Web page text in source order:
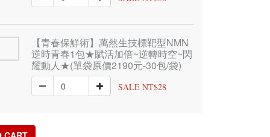
【青春保鮮術】萬然生技標靶型NMN
逆時青春1包★賦活加倍~逆轉時空~閃
耀動人★(單袋原價2190元-30包/袋)
SALE NT$28